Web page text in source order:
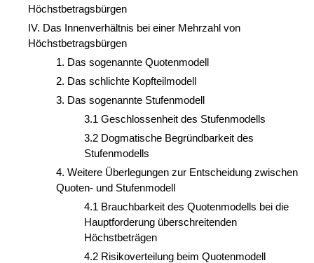
Höchstbetragsbürgen
IV. Das Innenverhältnis bei einer Mehrzahl von
Höchstbetragsbürgen
1. Das sogenannte Quotenmodell
2. Das schlichte Kopfteilmodell
3. Das sogenannte Stufenmodell
3.1 Geschlossenheit des Stufenmodells
3.2 Dogmatische Begründbarkeit des
Stufenmodells
4. Weitere Überlegungen zur Entscheidung zwischen
Quoten- und Stufenmodell
4.1 Brauchbarkeit des Quotenmodells bei die
Hauptforderung überschreitenden
Höchstbeträgen
4.2 Risikoverteilung beim Quotenmodell